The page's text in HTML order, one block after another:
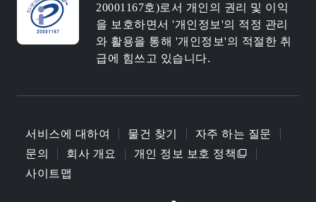
20001167호)로서 개인의 권리 및 이익
을 보호하면서 '개인정보'의 적정 관리
와 활용을 통해 '개인정보'의 적절한 취
급에 힘쓰고 있습니다.
서비스에 대하여 물건 찾기
자주 하는 질문
문의
회사 개요
개인 정보 보호 정책
사이트맵